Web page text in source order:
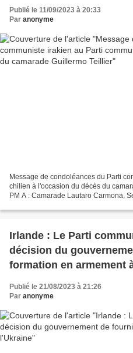
Publié le 11/09/2023 à 20:33
Par anonyme
Message de condoléances du Parti
chilien à l'occasion du décès du
PM A : Camarade Lautaro Carmona,
Irlande : Le Parti
décision du
formation en armement
Publié le 21/08/2023 à 21:26
Par anonyme